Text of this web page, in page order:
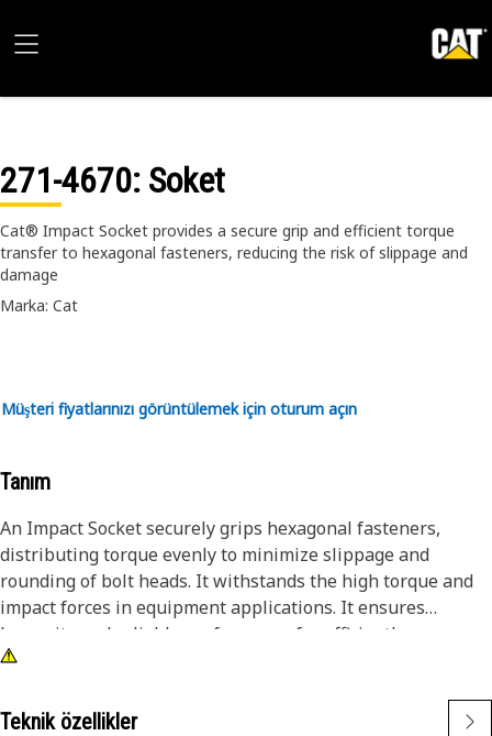
271-4670: Soket
Cat® Impact Socket provides a secure grip and efficient torque
transfer to hexagonal fasteners, reducing the risk of slippage and
damage
Marka: Cat
Müşteri fiyatlarınızı görüntülemek için oturum açın
Tanım
An Impact Socket securely grips hexagonal fasteners,
distributing torque evenly to minimize slippage and
rounding of bolt heads. It withstands the high torque and
impact forces in equipment applications. It ensures
longevity and reliable performance for efficiently
tightening and loosening bolts and nuts in the equipment,
Teknik özellikler